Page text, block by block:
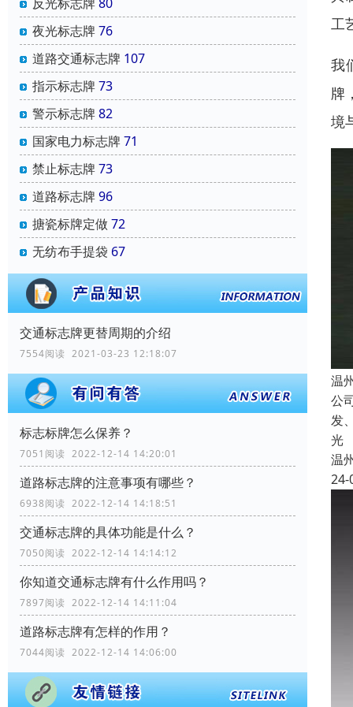
夜光标志牌76
道路交通标志牌 107
指示标志牌73
警示标志牌82
国家电力标志牌71
禁止标志牌73
道路标志牌96
搪瓷标牌定做72
无纺布手提袋 67
交通标志牌更替周期的介绍
7554阅读 2021-03-23 12:18:07
标志标牌怎么保养？
7051阅读 2022-12-14 14:20:01
道路标志牌的注意事项有哪些？
6938阅读 2022-12-14 14:18:51
交通标志牌的具体功能是什么？
7050阅读 2022-12-14 14:14:12
你知道交通标志牌有什么作用吗？
7897阅读 2022-12-14 14:11:04
道路标志牌有怎样的作用？
7044阅读 2022-12-14 14:06:00
工
我
牌
境
温
公
发
光
温
24-